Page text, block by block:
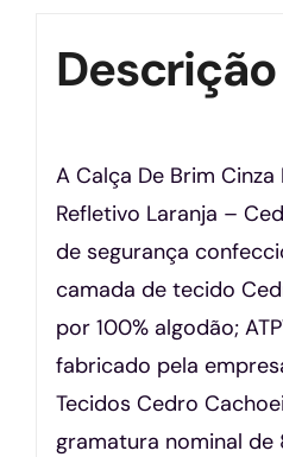
Descrição
A Calça De Brim
Refletivo Laranja –
de segurança
camada de tecido
por 100% algodão;
fabricado pela
Tecidos Cedro
gramatura nominal de